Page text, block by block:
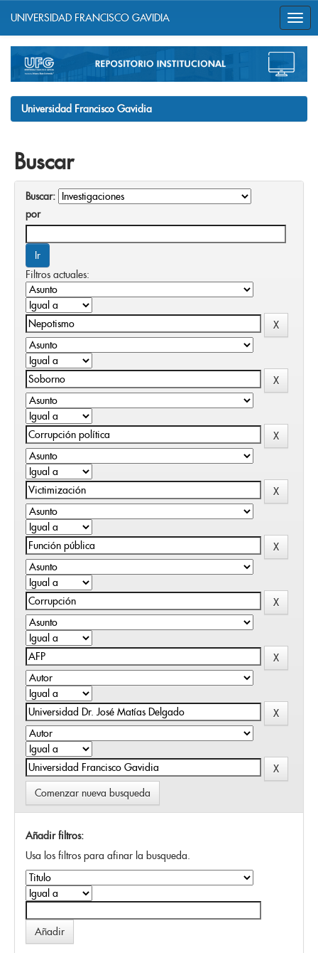
navigation
UNIVERSIDAD FRANCISCO GAVIDIA
Universidad Francisco Gavidia
Buscar
Buscar:
por
Filtros actuales:
Comenzar nueva busqueda
Añadir filtros:
Usa los filtros para afinar la busqueda.